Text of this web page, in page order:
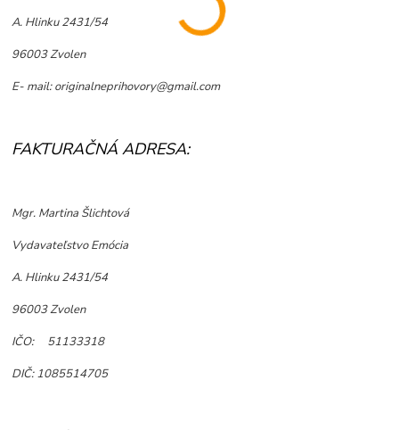
A. Hlinku 2431/54
96003 Zvolen
E- mail: originalneprihovory@gmail.com
FAKTURAČNÁ ADRESA:
Mgr. Martina Šlichtová
Vydavateľstvo Emócia
A. Hlinku 2431/54
96003 Zvolen
IČO: 51133318
DIČ: 1085514705